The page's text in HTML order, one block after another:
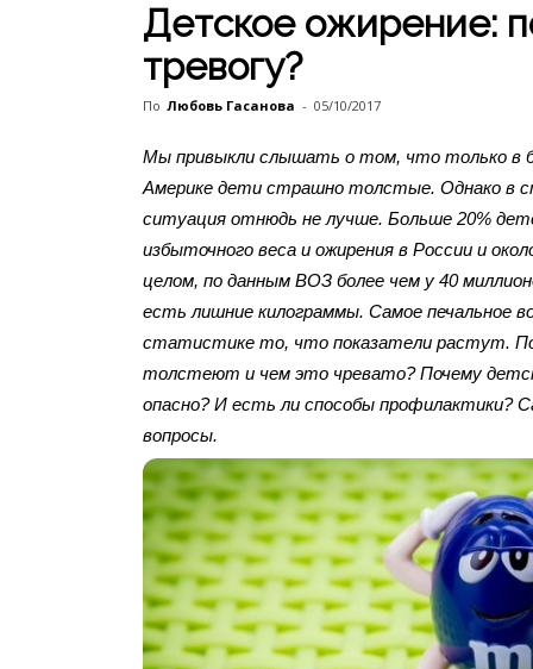
Детское ожирение:
тревогу?
По Любовь Гасанова - 05/10/2017
Мы привыкли слышать о том, что только в
Америке дети страшно толстые. Однако в
ситуация отнюдь не лучше. Больше 20%
избыточного веса и ожирения в России и
целом, по данным ВОЗ более чем у 40
есть лишние килограммы. Самое печальное
статистике то, что показатели растут.
толстеют и чем это чревато? Почему
опасно? И есть ли способы профилактики?
вопросы.